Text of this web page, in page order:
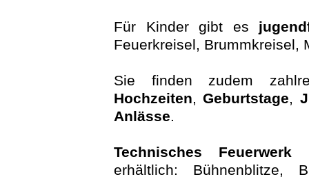
Für Kinder gibt es
Feuerkreisel, Brummkreisel,
Sie finden zudem
Hochzeiten,Geburtstage,
Anlässe.
Technisches Feuerwerk
erhältlich: Bühnenblitze,